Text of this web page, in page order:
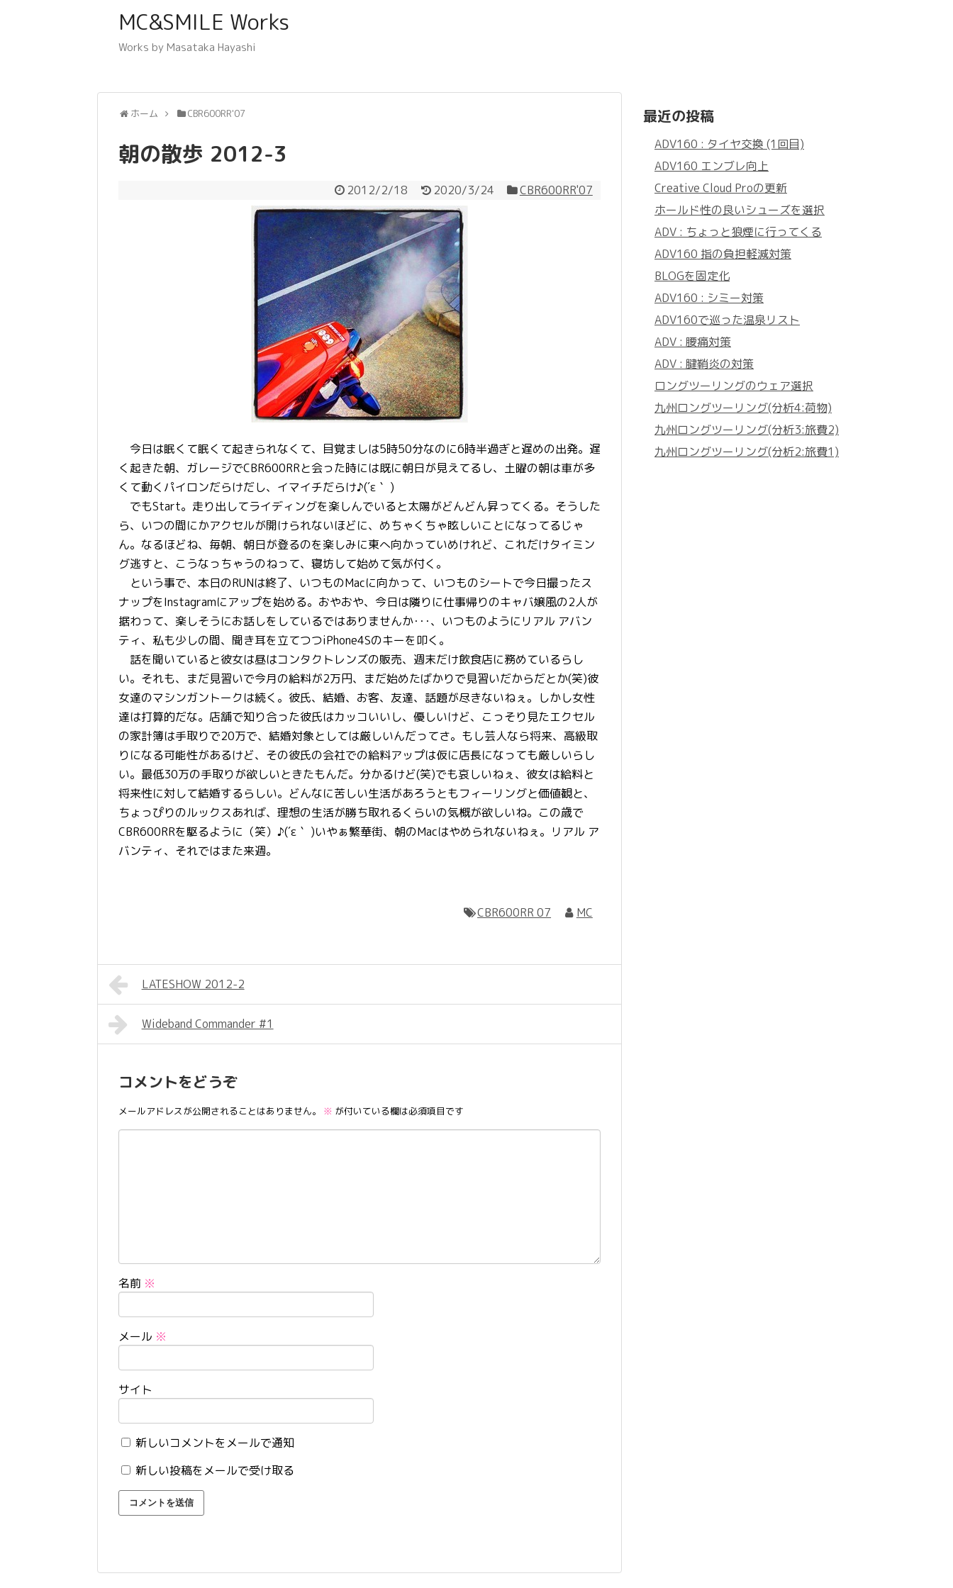
MC&SMILE Works
Works by Masataka Hayashi
ホーム CBR600RR'07
朝の散歩 2012-3
2012/2/18 2020/3/24 CBR600RR'07
今日は眠くて眠くて起きられなくて、目覚ましは5時50分なのに6時半過ぎと遅めの出発。遅
く起きた朝、ガレージでCBR600RRと会った時には既に朝日が見えてるし、土曜の朝は車が多
くて動くパイロンだらけだし、イマイチだらけ♪(´ε｀ )
でもStart。走り出してライディングを楽しんでいると太陽がどんどん昇ってくる。そうした
ら、いつの間にかアクセルが開けられないほどに、めちゃくちゃ眩しいことになってるじゃ
ん。なるほどね、毎朝、朝日が登るのを楽しみに東へ向かっていめけれど、これだけタイミン
グ逃すと、こうなっちゃうのねって、寝坊して始めて気が付く。
という事で、本日のRUNは終了、いつものMacに向かって、いつものシートで今日撮ったス
ナップをInstagramにアップを始める。おやおや、今日は隣りに仕事帰りのキャバ嬢風の2人が
据わって、楽しそうにお話しをしているではありませんか･･･、いつものようにリアル アバン
ティ、私も少しの間、聞き耳を立てつつiPhone4Sのキーを叩く。
話を聞いていると彼女は昼はコンタクトレンズの販売、週末だけ飲食店に務めているらし
い。それも、まだ見習いで今月の給料が2万円、まだ始めたばかりで見習いだからだとか(笑)彼
女達のマシンガントークは続く。彼氏、結婚、お客、友達、話題が尽きないねぇ。しかし女性
達は打算的だな。店舗で知り合った彼氏はカッコいいし、優しいけど、こっそり見たエクセル
の家計簿は手取りで20万で、結婚対象としては厳しいんだってさ。もし芸人なら将来、高級取
りになる可能性があるけど、その彼氏の会社での給料アップは仮に店長になっても厳しいらし
い。最低30万の手取りが欲しいときたもんだ。分かるけど(笑)でも哀しいねぇ、彼女は給料と
将来性に対して結婚するらしい。どんなに苦しい生活があろうともフィーリングと価値観と、
ちょっぴりのルックスあれば、理想の生活が勝ち取れるくらいの気概が欲しいね。この歳で
CBR600RRを駆るように（笑）♪(´ε｀ )いやぁ繁華街、朝のMacはやめられないねぇ。リアル ア
バンティ、それではまた来週。
CBR600RR 07 MC
LATESHOW 2012-2
Wideband Commander #1
コメントをどうぞ
メールアドレスが公開されることはありません。 ※ が付いている欄は必須項目です
名前 ※
メール ※
サイト
新しいコメントをメールで通知
新しい投稿をメールで受け取る
最近の投稿
ADV160 : タイヤ交換 (1回目)
ADV160 エンブレ向上
Creative Cloud Proの更新
ホールド性の良いシューズを選択
ADV : ちょっと狼煙に行ってくる
ADV160 指の負担軽減対策
BLOGを固定化
ADV160 : シミー対策
ADV160で巡った温泉リスト
ADV : 腰痛対策
ADV : 腱鞘炎の対策
ロングツーリングのウェア選択
九州ロングツーリング(分析4:荷物)
九州ロングツーリング(分析3:旅費2)
九州ロングツーリング(分析2:旅費1)